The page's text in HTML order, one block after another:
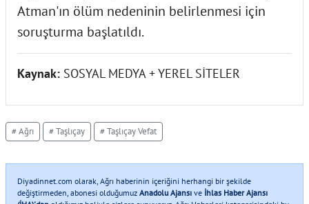
Atman'ın ölüm nedeninin belirlenmesi için
soruşturma başlatıldı.
Kaynak: SOSYAL MEDYA + YEREL SİTELER
# Ağrı # Taşlıçay # Taşlıçay Vefat
Diyadinnet.com olarak, Ağrı haberinin içeriğini herhangi bir şekilde
değiştirmeden, abonesi olduğumuz Anadolu Ajansı ve İhlas Haber Ajansı